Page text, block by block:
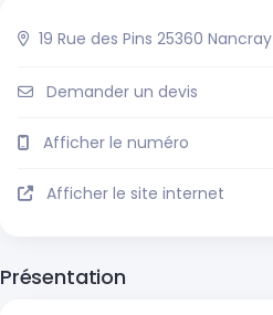
19 Rue des Pins 25360 Nancray
Demander un devis
Afficher le numéro
Afficher le site internet
Présentation